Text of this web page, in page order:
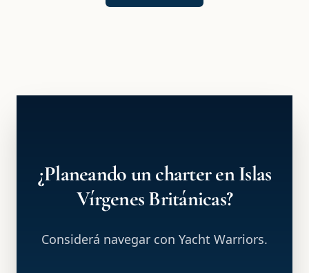
¿Planeando un charter en Islas
Vírgenes Británicas?
Considerá navegar con Yacht Warriors.